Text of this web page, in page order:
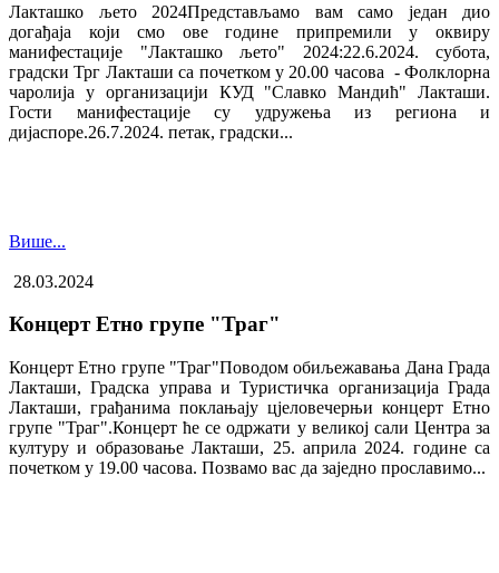
Лакташко љето 2024Представљамо вам само један дио
догађаја који смо ове године припремили у оквиру
манифестације "Лакташко љето" 2024:22.6.2024. субота,
градски Трг Лакташи са почетком у 20.00 часова - Фолклорна
чаролија у организацији КУД "Славко Мандић" Лакташи.
Гости манифестације су удружења из региона и
дијаспоре.26.7.2024. петак, градски...
Више...
28.03.2024
Концерт Етно групе "Траг"
Концерт Етно групе "Траг"Поводом обиљежавања Дана Града
Лакташи, Градска управа и Туристичка организација Града
Лакташи, грађанима поклањају цјеловечерњи концерт Етно
групе "Траг".Концерт ће се одржати у великој сали Центра за
културу и образовање Лакташи, 25. априла 2024. године са
почетком у 19.00 часова. Позвамо вас да заједно прославимо...